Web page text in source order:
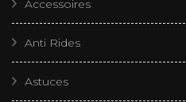
Accessoires
Anti Rides
Astuces